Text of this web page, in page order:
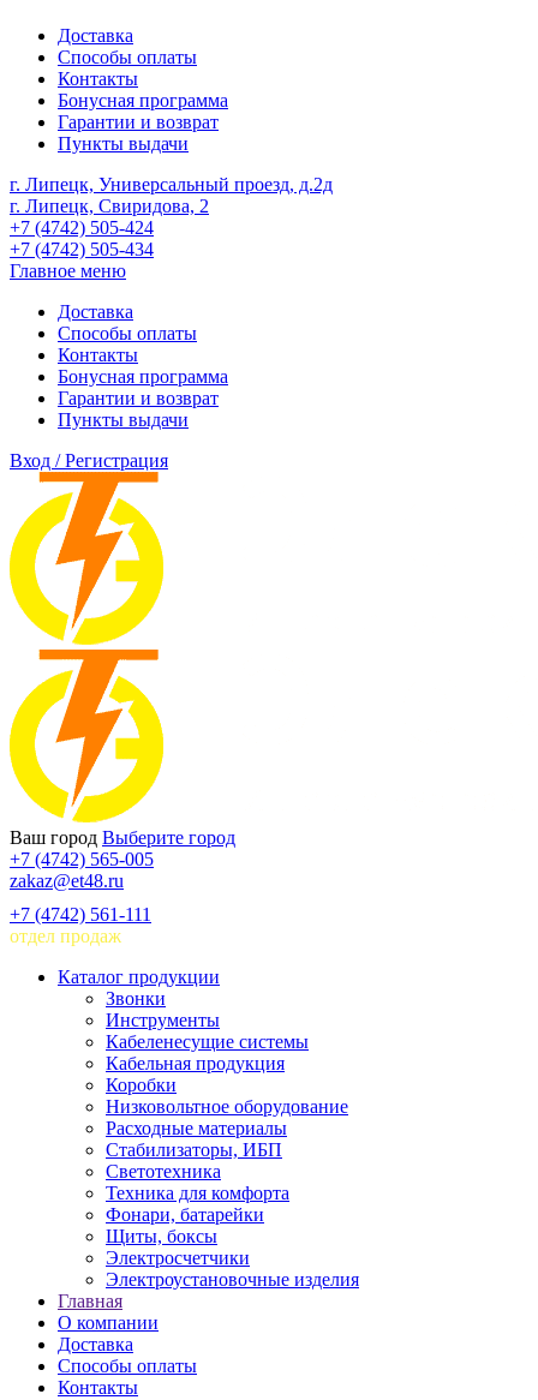
Доставка
Способы оплаты
Контакты
Бонусная программа
Гарантии и возврат
Пункты выдачи
г. Липецк, Универсальный проезд, д.2д
г. Липецк, Свиридова, 2
+7 (4742) 505-424
+7 (4742) 505-434
Главное меню
Доставка
Способы оплаты
Контакты
Бонусная программа
Гарантии и возврат
Пункты выдачи
Вход / Регистрация
Ваш город Выберите город
+7 (4742) 565-005
zakaz@et48.ru
+7 (4742) 561-111
отдел продаж
Каталог продукции
Звонки
Инструменты
Кабеленесущие системы
Кабельная продукция
Коробки
Низковольтное оборудование
Расходные материалы
Стабилизаторы, ИБП
Светотехника
Техника для комфорта
Фонари, батарейки
Щиты, боксы
Электросчетчики
Электроустановочные изделия
Главная
О компании
Доставка
Способы оплаты
Контакты